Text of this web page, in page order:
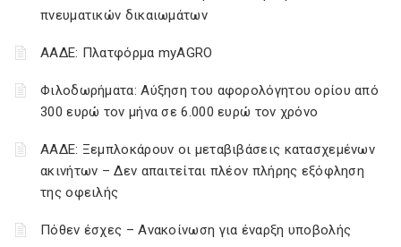
πνευματικών δικαιωμάτων
ΑΑΔΕ: Πλατφόρμα myAGRO
Φιλοδωρήματα: Αύξηση του αφορολόγητου ορίου από
300 ευρώ τον μήνα σε 6.000 ευρώ τον χρόνο
ΑΑΔΕ: Ξεμπλοκάρουν οι μεταβιβάσεις κατασχεμένων
ακινήτων – Δεν απαιτείται πλέον πλήρης εξόφληση
της οφειλής
Πόθεν έσχες – Ανακοίνωση για έναρξη υποβολής